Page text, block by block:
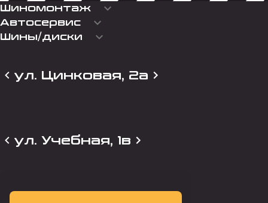
Шиномонтаж keyboard_arrow_down
Автосервис keyboard_arrow_down
Шины/диски keyboard_arrow_down
ул. Цинковая, 2а
ул. Учебная, 1в